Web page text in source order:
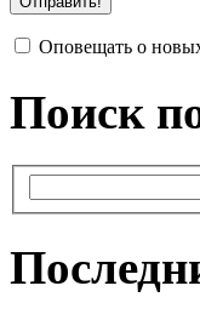
Оповещать о
Поиск